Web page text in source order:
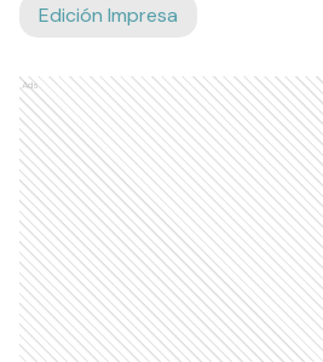
Edición Impresa
Ads